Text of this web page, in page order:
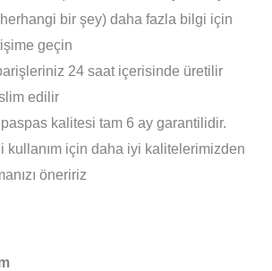
bir şey) daha fazla bilgi için
geçin
24 saat içerisinde üretilir
edilir
paspas kalitesi tam 6 ay garantilidir.
kullanım için daha iyi kalitelerimizden
öneririz